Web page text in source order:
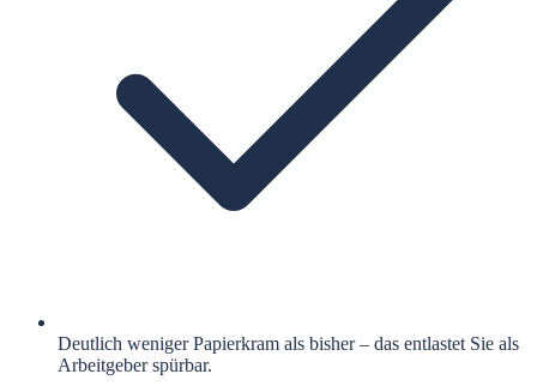
Deutlich weniger Papierkram als bisher – das entlastet Sie als
Arbeitgeber spürbar.